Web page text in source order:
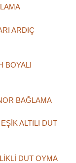
ARDIÇ
BOYALI
BAĞLAMA
ALTILI DUT
DUT OYMA